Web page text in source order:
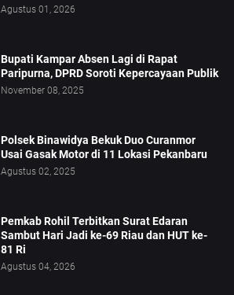
Agustus 01, 2026
Bupati Kampar Absen Lagi di Rapat
Paripurna, DPRD Soroti Kepercayaan Publik
November 08, 2025
Polsek Binawidya Bekuk Duo Curanmor
Usai Gasak Motor di 11 Lokasi Pekanbaru
Agustus 02, 2025
Pemkab Rohil Terbitkan Surat Edaran
Sambut Hari Jadi ke-69 Riau dan HUT ke-
81 Ri
Agustus 04, 2026